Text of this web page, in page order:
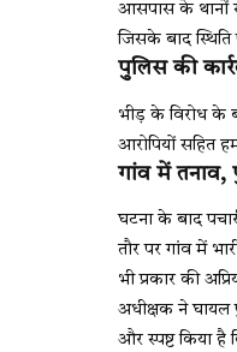
आसपास के थानों
जिसके बाद
पुलिस की
भीड़ के विरोध के
आरोपियों सहित
गांव में तनाव,
घटना के बाद
तौर पर गांव में
भी प्रकार की
अधीक्षक ने घायल
और स्पष्ट किया है